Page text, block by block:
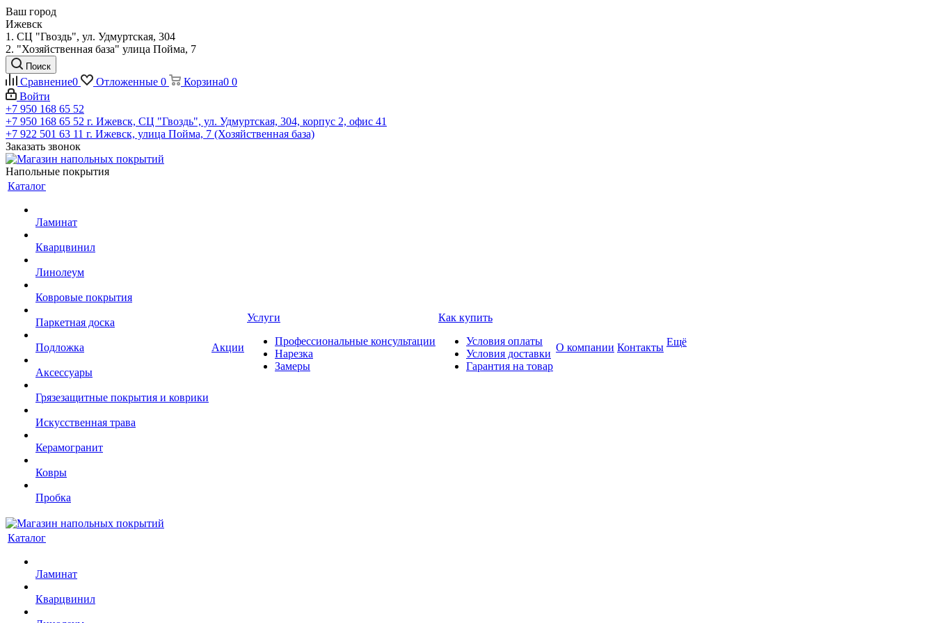
Ваш город
Ижевск
1. СЦ "Гвоздь", ул. Удмуртская, 304
2. "Хозяйственная база" улица Пойма, 7
Поиск
Сравнение0 Отложенные 0 Корзина0 0
Войти
+7 950 168 65 52
+7 950 168 65 52 г. Ижевск, СЦ "Гвоздь", ул. Удмуртская, 304, корпус 2, офис 41
+7 922 501 63 11 г. Ижевск, улица Пойма, 7 (Хозяйственная база)
Заказать звонок
Напольные покрытия
Каталог
Ламинат
Кварцвинил
Линолеум
Ковровые покрытия
Паркетная доска
Подложка
Аксессуары
Грязезащитные покрытия и коврики
Искусственная трава
Керамогранит
Ковры
Пробка
Акции
Услуги
Профессиональные консультации
Нарезка
Замеры
Как купить
Условия оплаты
Условия доставки
Гарантия на товар
О компании Контакты Ещё
Каталог
Ламинат
Кварцвинил